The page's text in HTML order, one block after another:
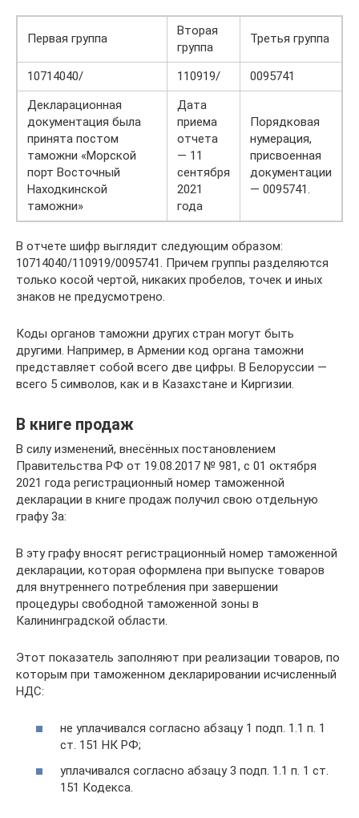
Первая группа
Вторая
группа
Третья группа
10714040/ 110919/
0095741
Декларационная
документация была
принята постом
таможни «Морской
порт Восточный
Находкинской
таможни»
Дата
приема
отчета
— 11
сентября
2021
года
Порядковая
нумерация,
присвоенная
документации
— 0095741.
В отчете шифр выглядит следующим образом:
10714040/110919/0095741. Причем группы разделяются
только косой чертой, никаких пробелов, точек и иных
знаков не предусмотрено.
Коды органов таможни других стран могут быть
другими. Например, в Армении код органа таможни
представляет собой всего две цифры. В Белоруссии —
всего 5 символов, как и в Казахстане и Киргизии.
В книге продаж
В силу изменений, внесённых постановлением
Правительства РФ от 19.08.2017 № 981, с 01 октября
2021 года регистрационный номер таможенной
декларации в книге продаж получил свою отдельную
графу 3а:
В эту графу вносят регистрационный номер таможенной
декларации, которая оформлена при выпуске товаров
для внутреннего потребления при завершении
процедуры свободной таможенной зоны в
Калининградской области.
Этот показатель заполняют при реализации товаров, по
которым при таможенном декларировании исчисленный
НДС:
не уплачивался согласно абзацу 1 подп. 1.1 п. 1
ст. 151 НК РФ;
уплачивался согласно абзацу 3 подп. 1.1 п. 1 ст.
151 Кодекса.